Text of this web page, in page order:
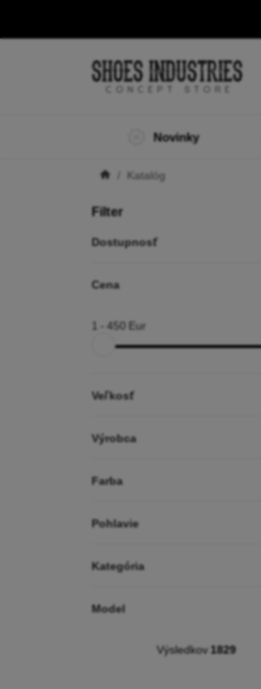
Novinky
Katalóg
Filter
Dostupnosť
Cena
1 450Eur
Veľkosť
Výrobca
Farba
Pohlavie
Kategória
Model
Výsledkov 1829